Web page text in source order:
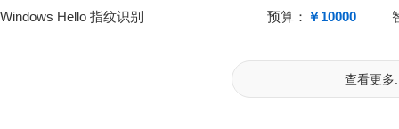
Windows Hello 指纹识别 预算： ￥10000
查看更多